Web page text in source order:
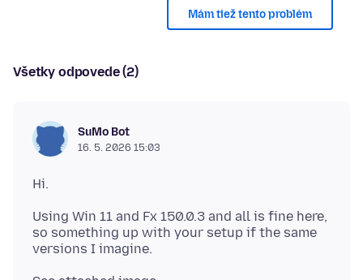
Mám tiež tento problém
Všetky odpovede (2)
SuMo Bot
16. 5. 2026 15:03
Using Win 11 and Fx 150.0.3 and all is fine here,
so something up with your setup if the same